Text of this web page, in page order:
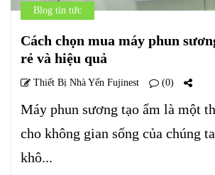
Blog tin tức
Cách chọn mua máy phun
rẻ và hiệu quả
Thiết Bị Nhà Yến Fujinest (0)
Máy phun sương tạo ẩm là một
cho không gian sống của chúng
khô...